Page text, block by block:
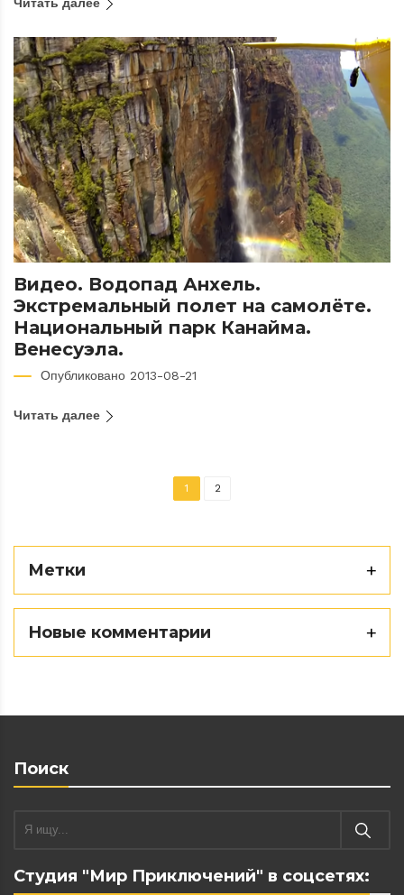
Видео. Водопад Анхель.
Экстремальный полет на самолёте.
Национальный парк Канайма.
Венесуэла.
Опубликовано 2013-08-21
Читать далее
1 2
Метки
Новые комментарии
Студия "Мир Приключений" в соцсетях:
Поиск